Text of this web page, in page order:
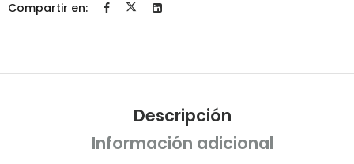
Compartir en:
Descripción
Información adicional